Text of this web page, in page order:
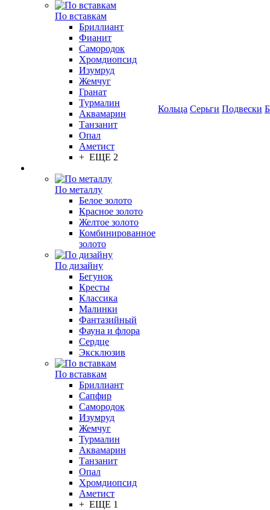
По вставкам
Бриллиант
Фианит
Самородок
Хромдиопсид
Изумруд
Жемчуг
Гранат
Турмалин
Аквамарин
Танзанит
Опал
Аметист
+ ЕЩЕ 2
По металлу
Белое золото
Красное золото
Желтое золото
Комбинированное
золото
По дизайну
Бегунок
Кресты
Классика
Малинки
Фантазийный
Фауна и флора
Сердце
Эксклюзив
По вставкам
Бриллиант
Сапфир
Самородок
Изумруд
Жемчуг
Турмалин
Аквамарин
Танзанит
Опал
Хромдиопсид
Аметист
+ ЕЩЕ 1
Кольца Серьги Подвески